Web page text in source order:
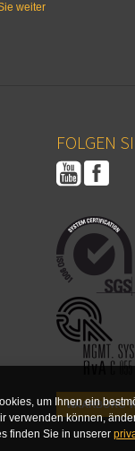
weiter
FOLGEN
WAARBORG
um Ihnen ein
verwenden können,
finden Sie in unserer